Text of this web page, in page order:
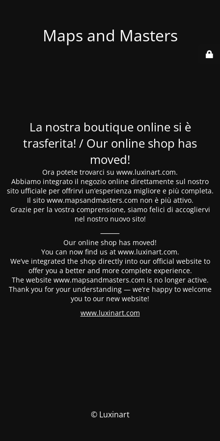
Maps and Masters
La nostra boutique online si è
trasferita! / Our online shop has
moved!
Ora potete trovarci su www.luxinart.com.
Abbiamo integrato il negozio online direttamente sul nostro
sito ufficiale per offrirvi un’esperienza migliore e più completa.
Il sito www.mapsandmasters.com non è più attivo.
Grazie per la vostra comprensione, siamo felici di accogliervi
nel nostro nuovo sito!
⸻
Our online shop has moved!
You can now find us at www.luxinart.com.
We’ve integrated the shop directly into our official website to
offer you a better and more complete experience.
The website www.mapsandmasters.com is no longer active.
Thank you for your understanding — we’re happy to welcome
you to our new website!
www.luxinart.com
© Luxinart